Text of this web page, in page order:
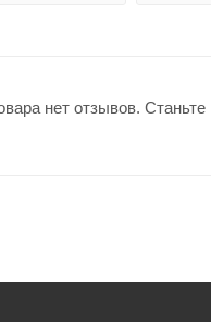
нет отзывов.